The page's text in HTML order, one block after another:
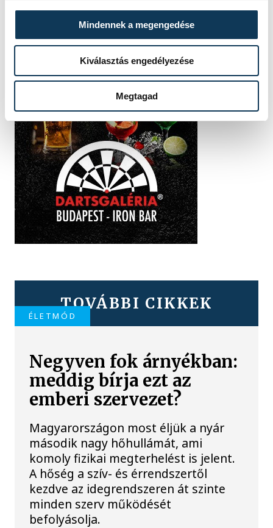
Mindennek a megengedése
Kiválasztás engedélyezése
Megtagad
TOVÁBBI CIKKEK
ÉLETMÓD
Negyven fok árnyékban:
meddig bírja ezt az
emberi szervezet?
Magyarországon most éljük a nyár
második nagy hőhullámát, ami
komoly fizikai megterhelést is jelent.
A hőség a szív- és érrendszertől
kezdve az idegrendszeren át szinte
minden szerv működését
befolyásolja.